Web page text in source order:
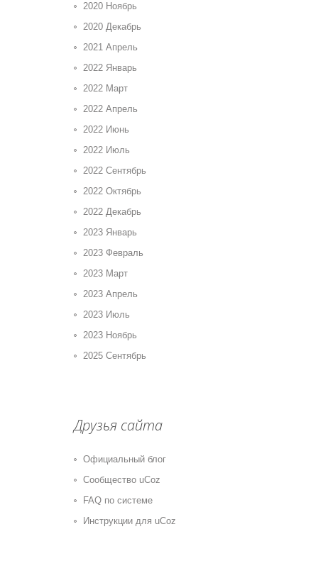
2020 Ноябрь
2020 Декабрь
2021 Апрель
2022 Январь
2022 Март
2022 Апрель
2022 Июнь
2022 Июль
2022 Сентябрь
2022 Октябрь
2022 Декабрь
2023 Январь
2023 Февраль
2023 Март
2023 Апрель
2023 Июль
2023 Ноябрь
2025 Сентябрь
Друзья сайта
Официальный блог
Сообщество uCoz
FAQ по системе
Инструкции для uCoz